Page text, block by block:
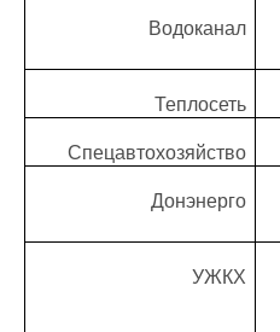
Водоканал
Теплосеть
Спецавтохозяйство
Донэнерго
УЖКХ